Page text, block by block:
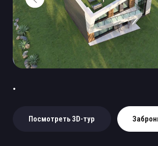
Забронировать дом
Посмотреть 3D-тур